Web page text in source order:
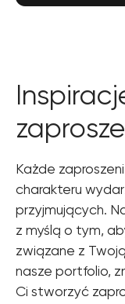
Każde
charakteru
przyjmujących.
z myślą o tym,
związane z
nasze portfolio,
Ci stworzyć